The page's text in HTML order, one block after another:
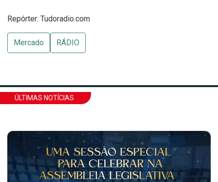
Repórter: Tudoradio.com
Mercado RÁDIO
ÚLTIMAS NOTÍCIAS